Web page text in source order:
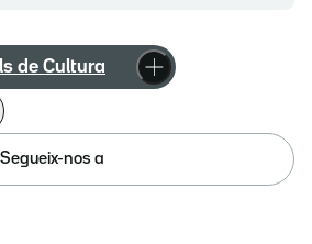
de Cultura
Segueix-nos a